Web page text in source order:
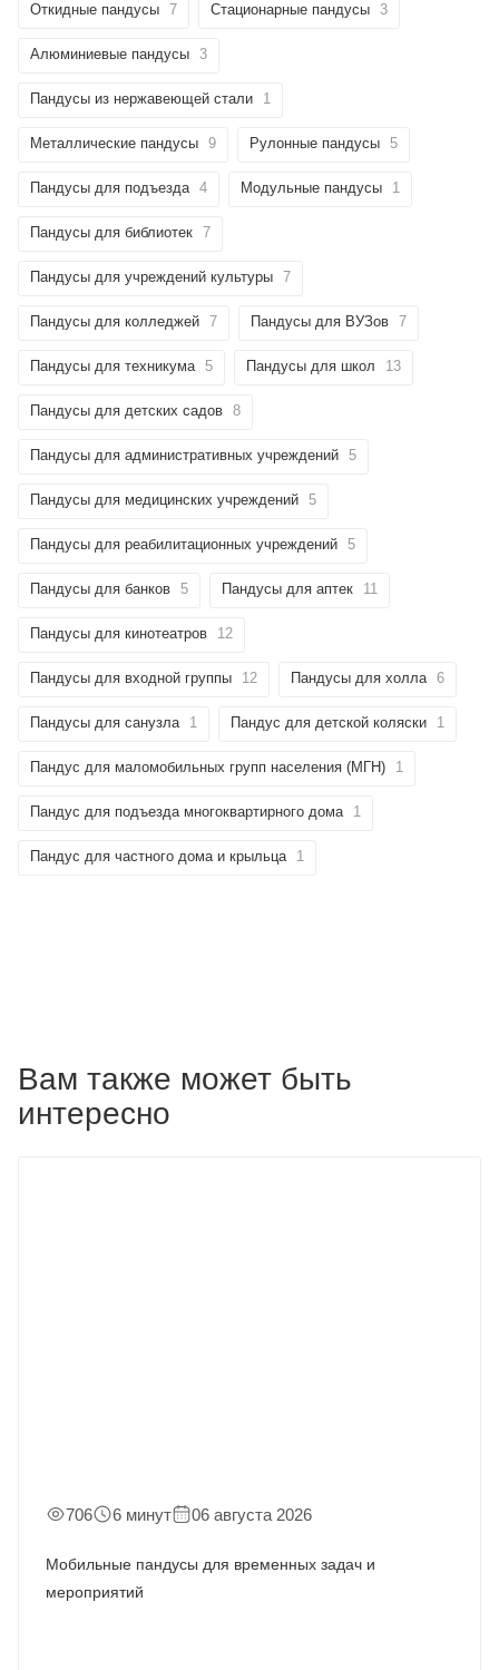
Откидные пандусы 7 Стационарные пандусы 3
Алюминиевые пандусы 3
Пандусы из нержавеющей стали 1
Металлические пандусы 9 Рулонные пандусы 5
Пандусы для подъезда 4 Модульные пандусы 1
Пандусы для библиотек 7
Пандусы для учреждений культуры 7
Пандусы для колледжей 7 Пандусы для ВУЗов 7
Пандусы для техникума 5 Пандусы для школ 13
Пандусы для детских садов 8
Пандусы для административных учреждений 5
Пандусы для медицинских учреждений 5
Пандусы для реабилитационных учреждений 5
Пандусы для банков 5 Пандусы для аптек 11
Пандусы для кинотеатров 12
Пандусы для входной группы 12 Пандусы для холла 6
Пандусы для санузла 1 Пандус для детской коляски 1
Пандус для маломобильных групп населения (МГН) 1
Пандус для подъезда многоквартирного дома 1
Пандус для частного дома и крыльца 1
Вам также может быть
интересно
706 6 минут 06 августа 2026
Мобильные пандусы для временных задач и
мероприятий